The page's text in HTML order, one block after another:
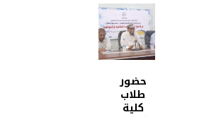
حضور
طلاب
كلية